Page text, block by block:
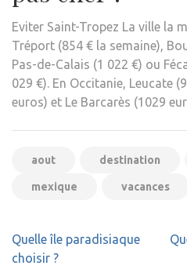
Eviter Saint-Tropez La ville la
Tréport (854 € la semaine),
Pas-de-Calais (1 022 €) ou
029 €). En Occitanie, Leucate
euros) et Le Barcarès (1029
aout destination
mexique vacances
Navigation
de
Quelle île paradisiaque
choisir ?